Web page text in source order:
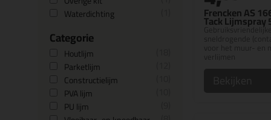
Waterdichting
Categorie
Houtlijm
Parketlijm
Constructielijm
PVA lijm
PU lijm
Frencken AS
Tack Lijmspray